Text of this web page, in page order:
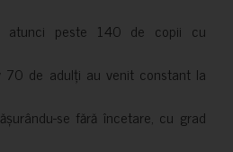
atunci peste 140 de copii cu
70 de adulți au venit constant la
se fără încetare, cu grad